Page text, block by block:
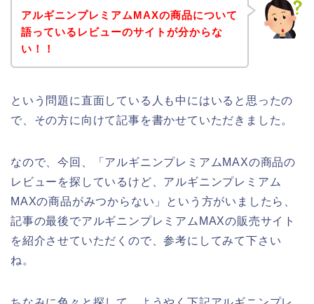
アルギニンプレミアムMAXの商品について
語っているレビューのサイトが分からな
い！！
という問題に直面している人も中にはいると思ったの
で、その方に向けて記事を書かせていただきました。
なので、今回、「アルギニンプレミアムMAXの商品の
レビューを探しているけど、アルギニンプレミアム
MAXの商品がみつからない」という方がいましたら、
記事の最後でアルギニンプレミアムMAXの販売サイト
を紹介させていただくので、参考にしてみて下さい
ね。